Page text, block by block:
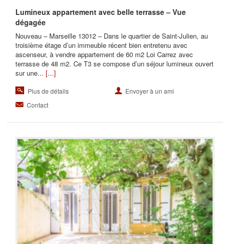
Lumineux appartement avec belle terrasse – Vue
dégagée
Nouveau – Marseille 13012 – Dans le quartier de Saint-Julien, au
troisième étage d’un immeuble récent bien entretenu avec
ascenseur, à vendre appartement de 60 m2 Loi Carrez avec
terrasse de 48 m2. Ce T3 se compose d’un séjour lumineux ouvert
sur une... [...]
Plus de détails
Envoyer à un ami
Contact